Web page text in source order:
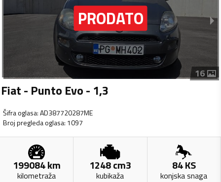
16
Fiat - Punto Evo - 1,3
Šifra oglasa:AD387720287ME
Broj pregleda oglasa: 1097
199084km
kilometraža
1248cm3
kubikaža
84KS
konjska snaga